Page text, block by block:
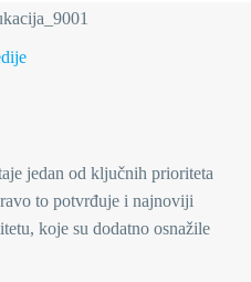
jedan od ključnih prioriteta
to potvrđuje i najnoviji
koje su dodatno osnažile